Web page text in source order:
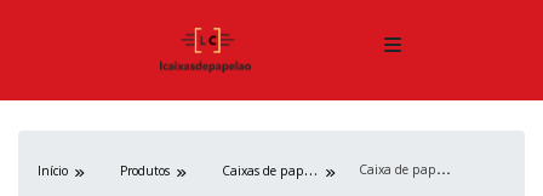
Início Produtos C
aixas de papelão C
aixa de papelão ondulado para movimentação interna